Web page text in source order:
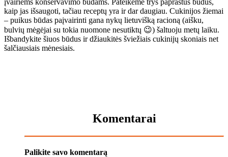
įvairiems konservavimo būdams. Pateikėme trys paprastus būdus,
kaip jas išsaugoti, tačiau receptų yra ir dar daugiau. Cukinijos žiemai
– puikus būdas paįvairinti gana nykų lietuvišką racioną (aišku,
bulvių mėgėjai su tokia nuomone nesutiktų 😉) šaltuoju metų laiku.
Išbandykite šiuos būdus ir džiaukitės šviežiais cukinijų skoniais net
šalčiausiais mėnesiais.
Komentarai
Palikite savo komentarą